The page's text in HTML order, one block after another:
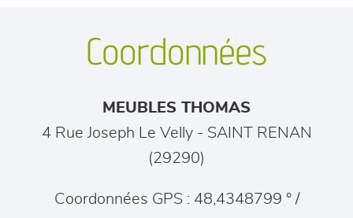
chambres et dressing
décoration
Coordonnées
MEUBLES THOMAS
4 Rue Joseph Le Velly - SAINT RENAN
(29290)
Coordonnées GPS : 48,4348799 ° /